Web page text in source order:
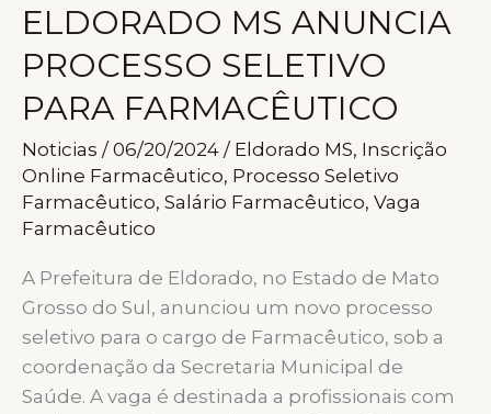
ELDORADO MS ANUNCIA
PROCESSO SELETIVO
PARA FARMACÊUTICO
Noticias /06/20/2024 / Eldorado MS, Inscrição
Online Farmacêutico, Processo Seletivo
Farmacêutico, Salário Farmacêutico, Vaga
Farmacêutico
A Prefeitura de Eldorado, no Estado de Mato
Grosso do Sul, anunciou um novo processo
seletivo para o cargo de Farmacêutico, sob a
coordenação da Secretaria Municipal de
Saúde. A vaga é destinada a profissionais com